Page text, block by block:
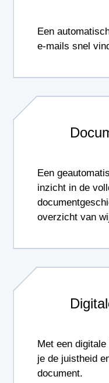
Een
e-mails snel
Een
inzicht in de
overzicht van
Met een
je de juistheid
document.